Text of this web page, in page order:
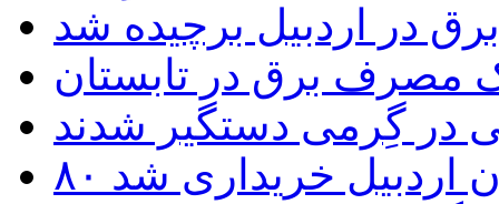
مصرف برق در تابستان
در گِرمی دستگیر شدند
اردبیل خریداری شد